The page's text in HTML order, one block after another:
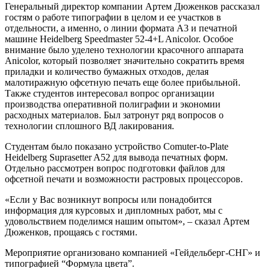
Генеральный директор компании Артем Дюженков рассказал
гостям о работе типографии в целом и ее участков в
отдельности, а именно, о линии формата А3 и печатной
машине Heidelberg Speedmaster 52-4+L Anicolor. Особое
внимание было уделено технологии красочного аппарата
Anicolor, который позволяет значительно сократить время
приладки и количество бумажных отходов, делая
малотиражную офсетную печать еще более прибыльной.
Также студентов интересовал вопрос организации
производства оперативной полиграфии и экономии
расходных материалов. Был затронут ряд вопросов о
технологии сплошного ВД лакирования.
Студентам было показано устройство Comuter-to-Plate
Heidelberg Suprasetter A52 для вывода печатных форм.
Отдельно рассмотрен вопрос подготовки файлов для
офсетной печати и возможности растровых процессоров.
«Если у Вас возникнут вопросы или понадобится
информация для курсовых и дипломных работ, мы с
удовольствием поделимся нашим опытом», – сказал Артем
Дюженков, прощаясь с гостями.
Мероприятие организовано компанией «Гейдельберг-СНГ» и
типографией “Формула цвета”.